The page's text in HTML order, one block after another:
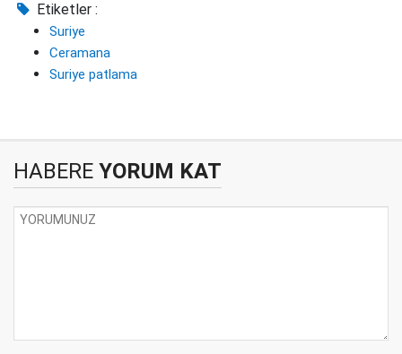
Etiketler :
Suriye
Ceramana
Suriye patlama
HABERE YORUM KAT